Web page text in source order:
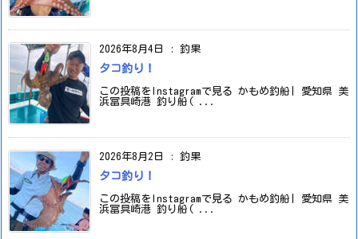
2026年8月4日 : 釣果
タコ釣り！
この投稿をInstagramで見る かもめ釣船| 愛知県 美
浜冨具崎港 釣り船( ...
2026年8月2日 : 釣果
タコ釣り！
この投稿をInstagramで見る かもめ釣船| 愛知県 美
浜冨具崎港 釣り船( ...